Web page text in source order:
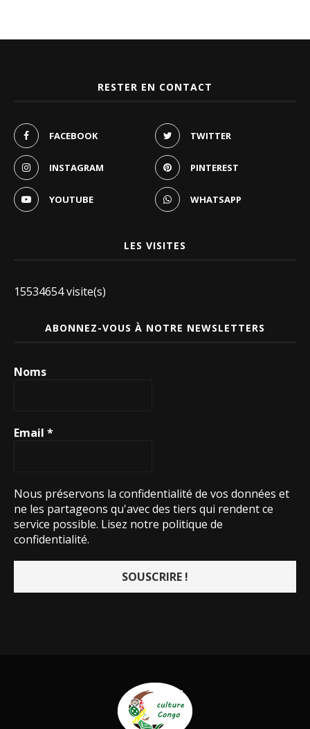
RESTER EN CONTACT
FACEBOOK TWITTER
INSTAGRAM PINTEREST
YOUTUBE WHATSAPP
LES VISITES
15534654 visite(s)
ABONNEZ-VOUS À NOTRE NEWSLETTERS
Noms
Email *
Nous préservons la confidentialité de vos données et
ne les partageons qu'avec des tiers qui rendent ce
service possible. Lisez notre politique de
confidentialité.